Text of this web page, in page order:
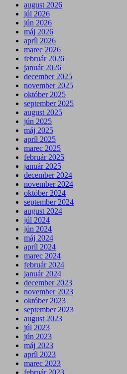
august 2026
júl 2026
jún 2026
máj 2026
apríl 2026
marec 2026
február 2026
január 2026
december 2025
november 2025
október 2025
september 2025
august 2025
jún 2025
máj 2025
apríl 2025
marec 2025
február 2025
január 2025
december 2024
november 2024
október 2024
september 2024
august 2024
júl 2024
jún 2024
máj 2024
apríl 2024
marec 2024
február 2024
január 2024
december 2023
november 2023
október 2023
september 2023
august 2023
júl 2023
jún 2023
máj 2023
apríl 2023
marec 2023